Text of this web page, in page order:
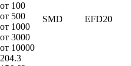
от 100
от 500
от 1000
от 3000
от 10000
204.3
SMD EFD20